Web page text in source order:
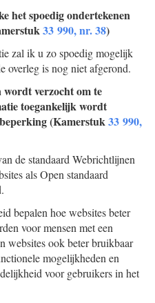
het spoedig ondertekenen
33 990, nr. 38)
zal ik u zo spoedig mogelijk
overleg is nog niet afgerond.
verzocht om te
toegankelijk wordt
(Kamerstuk33 990,
de standaard Webrichtlijnen
als Open standaard
bepalen hoe websites beter
voor mensen met een
websites ook beter bruikbaar
mogelijkheden en
voor gebruikers in het